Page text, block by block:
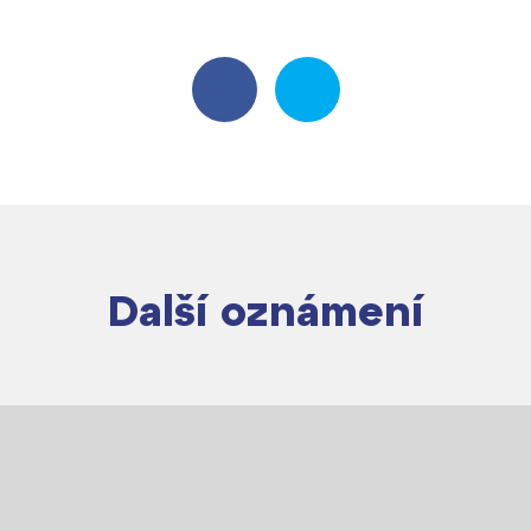
Další oznámení